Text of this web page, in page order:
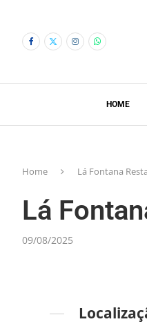
HOME
Home Lá Fontana
Lá
09/08/2025